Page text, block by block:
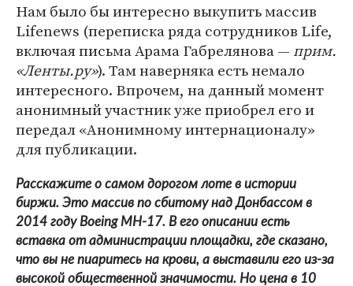
Нам было бы интересно выкупить массив
Lifenews (переписка ряда сотрудников Life,
включая письма Арама Габрелянова — прим.
«Ленты.ру»). Там наверняка есть немало
интересного. Впрочем, на данный момент
анонимный участник уже приобрел его и
передал «Анонимному интернационалу»
для публикации.
Расскажите о самом дорогом лоте в истории
биржи. Это массив по сбитому над Донбассом в
2014 году Boeing MH-17. В его описании есть
вставка от администрации площадки, где сказано,
что вы не пиаритесь на крови, а выставили его из-за
высокой общественной значимости. Но цена в 10